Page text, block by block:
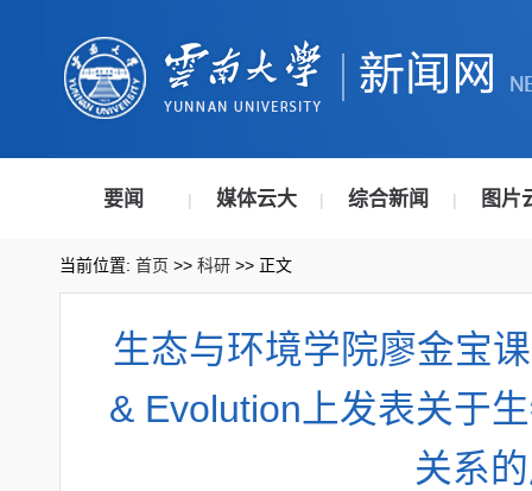
要闻 | 媒体云大 | 综合新闻 | 图片
当前位置: 首页 >> 科研 >> 正文
生态与环境学院廖金宝
& Evolution上发表关于
关系